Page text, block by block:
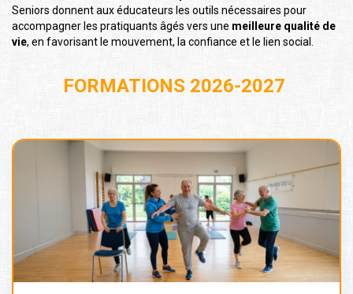
Seniors donnent aux éducateurs les outils nécessaires pour
accompagner les pratiquants âgés vers une meilleure qualité de
vie, en favorisant le mouvement, la confiance et le lien social.
FORMATIONS 2026-2027